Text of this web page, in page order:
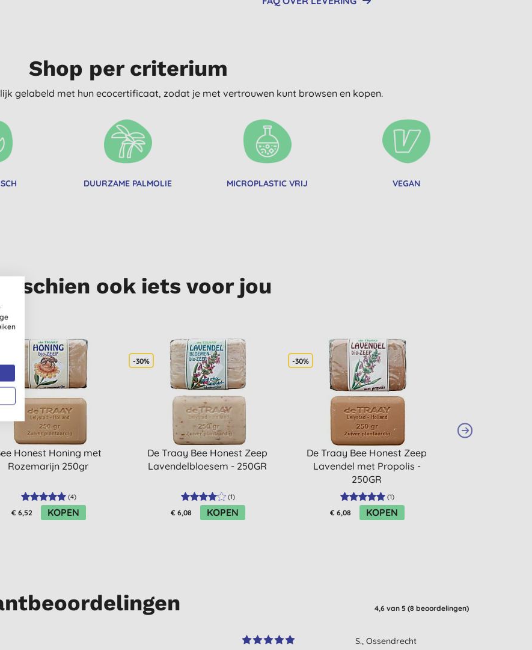
Shop per criterium
gelabeld met hun ecocertificaat, zodat je met vertrouwen kunt browsen en kopen.
DUURZAME PALMOLIE MICROPLASTIC VRIJ VEGAN
ook iets voor jou
Honest Honing met
Rozemarijn 250gr
(4)
€ 6,52 KOPEN
-30%
De Traay Bee Honest Zeep
Lavendelbloesem - 250GR
(1)
€ 6,08 KOPEN
-30%
De Traay Bee Honest Zeep
Lavendel met Propolis -
250GR
(1)
€ 6,08 KOPEN
4,6 van 5 (8 beoordelingen)
S., Ossendrecht